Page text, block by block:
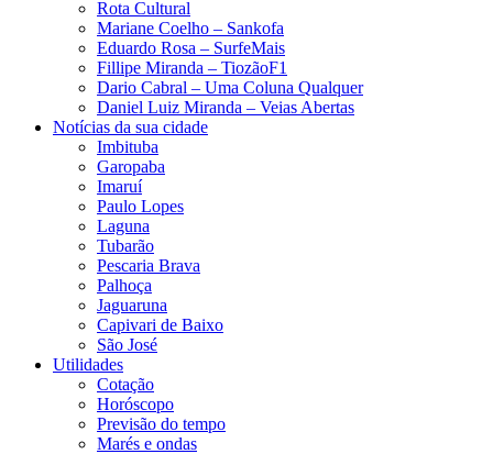
Rota Cultural
Mariane Coelho – Sankofa
Eduardo Rosa​ – SurfeMais
Fillipe Miranda – TiozãoF1
Dario Cabral – Uma Coluna Qualquer
Daniel Luiz Miranda – Veias Abertas
Notícias da sua cidade
Imbituba
Garopaba
Imaruí
Paulo Lopes
Laguna
Tubarão
Pescaria Brava
Palhoça
Jaguaruna
Capivari de Baixo
São José
Utilidades
Cotação
Horóscopo
Previsão do tempo
Marés e ondas